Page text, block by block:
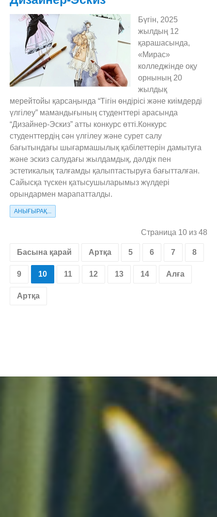
Бүгін, 2025
жылдың 12
қарашасында,
«Мирас»
колледжінде оқу
орнының 20
жылдық
мерейтойы қарсаңында “Тігін өндірісі және киімдерді
үлгілеу” мамандығының студенттері арасында
“Дизайнер-Эскиз” атты конкурс өтті.Конкурс
студенттердің сән үлгілеу және сурет салу
бағытындағы шығармашылық қабілеттерін дамытуға
және эскиз салудағы жылдамдық, дәлдік пен
эстетикалық талғамды қалыптастыруға бағытталған.
Сайысқа түскен қатысушыларымыз жүлдері
орындармен марапатталды.
АНЫҒЫРАҚ...
Страница 10 из 48
Басына қарай Артқа 5 6 7 8
9 10 11 12 13 14 Алға
Артқа